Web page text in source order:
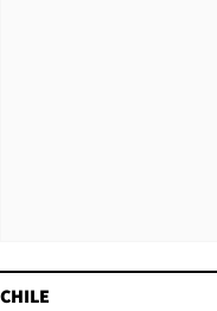
CHILE